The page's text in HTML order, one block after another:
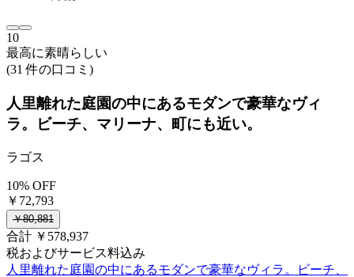
10
最高に素晴らしい
(31 件の口コミ)
人里離れた庭園の中にあるモダンで豪華なヴィ
ラ。ビーチ、マリーナ、町にも近い。
ラゴス
10% OFF
￥72,793
￥80,881
合計 ￥578,937
税およびサービス料込み
人里離れた庭園の中にあるモダンで豪華なヴィラ。ビーチ、